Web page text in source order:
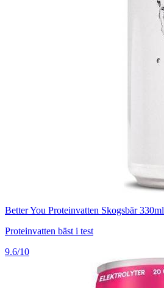
Better You Proteinvatten Skogsbär 330ml
Proteinvatten bäst i test
9.6/10